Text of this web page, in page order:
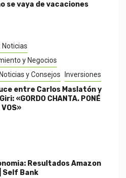
se vaya de vacaciones
Noticias
y Negocios
y Consejos
Inversiones
entre Carlos Maslatón y
«GORDO CHANTA. PONÉ
VOS»
Resultados Amazon
Self Bank